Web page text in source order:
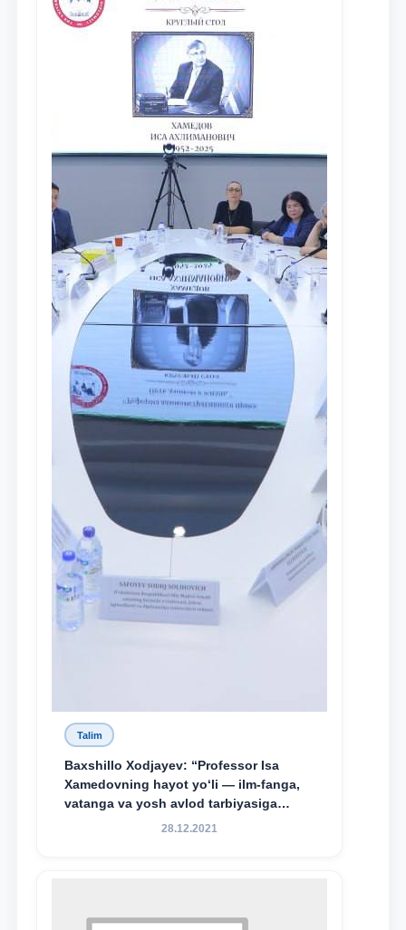
Talim
Baxshillo Xodjayev: “Professor Isa
Xamedovning hayot yo‘li — ilm-fanga,
vatanga va yosh avlod tarbiyasiga
sodiqlikning oliy namunasidir”.
28.12.2021